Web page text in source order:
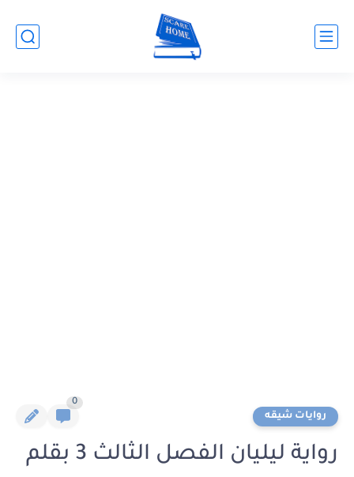
روايات شيقه
0
رواية ليليان الفصل الثالث 3 بقلم